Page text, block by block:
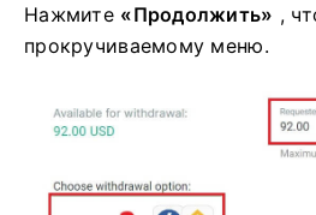
Вы также можете
другим криптовалютам в
прокручиваемому меню.